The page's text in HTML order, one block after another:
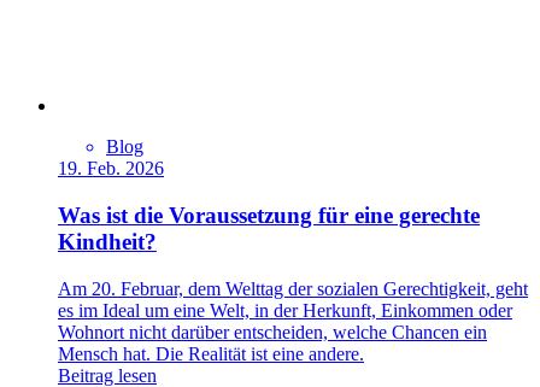
Blog
19. Feb. 2026
Was ist die Voraussetzung für eine gerechte
Kindheit?
Am 20. Februar, dem Welttag der sozialen Gerechtigkeit, geht
es im Ideal um eine Welt, in der Herkunft, Einkommen oder
Wohnort nicht darüber entscheiden, welche Chancen ein
Mensch hat. Die Realität ist eine andere.
Beitrag lesen